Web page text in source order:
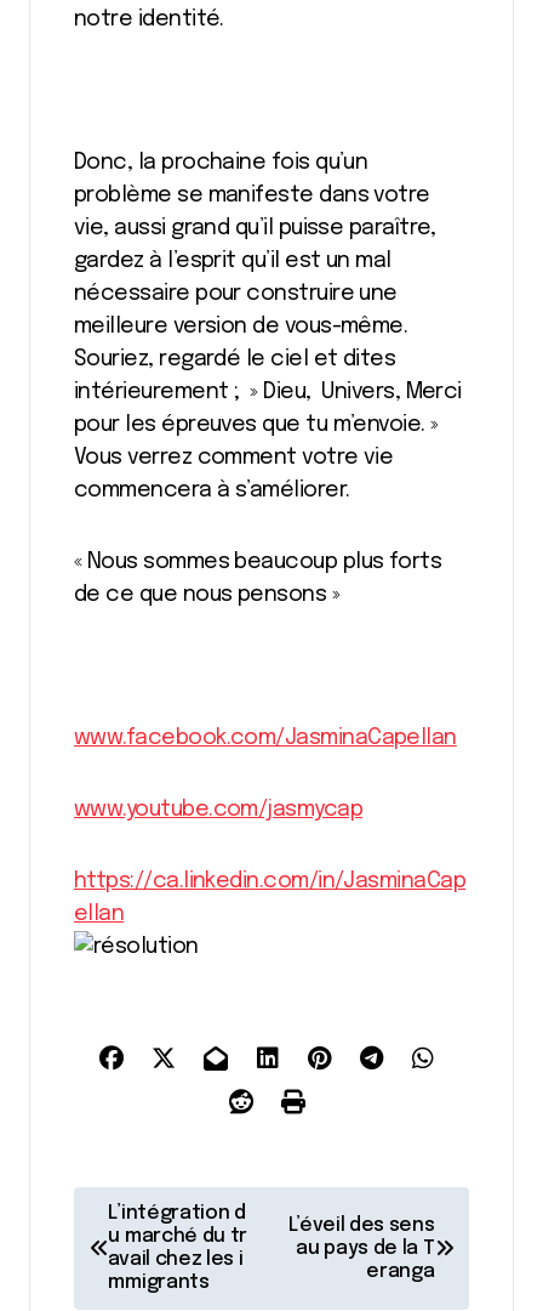
notre identité.
Donc, la prochaine fois qu’un
problème se manifeste dans votre
vie, aussi grand qu’il puisse paraître,
gardez à l’esprit qu’il est un mal
nécessaire pour construire une
meilleure version de vous-même.
Souriez, regardé le ciel et dites
intérieurement ; » Dieu, Univers, Merci
pour les épreuves que tu m’envoie. »
Vous verrez comment votre vie
commencera à s’améliorer.
« Nous sommes beaucoup plus forts
de ce que nous pensons »
www.facebook.com/JasminaCapellan
www.youtube.com/jasmycap
https://ca.linkedin.com/in/JasminaCap
ellan
L’intégration d
u marché du tr
avail chez les i
mmigrants
L’éveil des sens
au pays de la T
eranga